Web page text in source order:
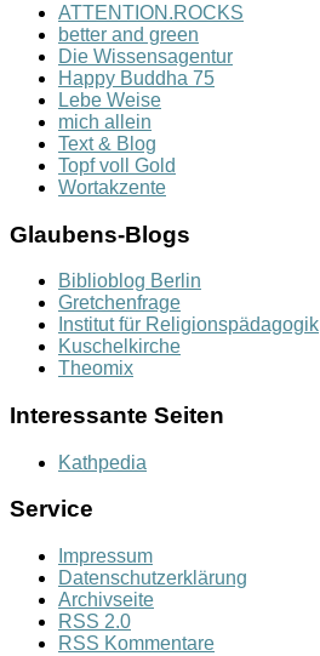
ATTENTION.ROCKS
better and green
Die Wissensagentur
Happy Buddha 75
Lebe Weise
mich allein
Text & Blog
Topf voll Gold
Wortakzente
Glaubens-Blogs
Biblioblog Berlin
Gretchenfrage
Institut für Religionspädagogik
Kuschelkirche
Theomix
Interessante Seiten
Kathpedia
Service
Impressum
Datenschutzerklärung
Archivseite
RSS 2.0
RSS Kommentare